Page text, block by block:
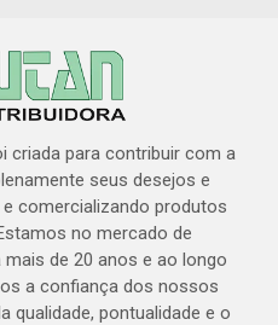
criada para contribuir com a
seus desejos e
comercializando produtos
no mercado de
de 20 anos e ao longo
a confiança dos nossos
qualidade, pontualidade e o